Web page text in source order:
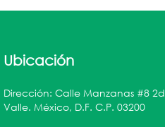
Ubicación
Dirección: Calle Manzanas #8
Valle. México, D.F. C.P. 03200